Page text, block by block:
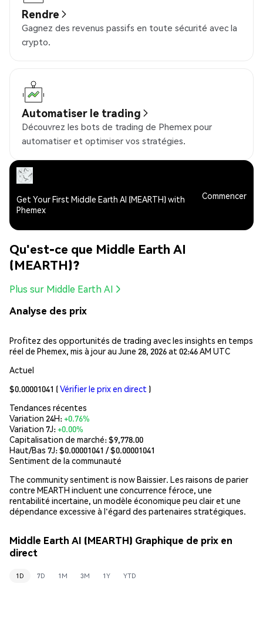
Rendre
Gagnez des revenus passifs en toute sécurité avec la
crypto.
Automatiser le trading
Découvrez les bots de trading de Phemex pour
automatiser et optimiser vos stratégies.
Get Your First Middle Earth AI (MEARTH) with
Phemex
Commencer
Qu'est-ce que Middle Earth AI
(MEARTH)?
Plus sur Middle Earth AI
Analyse des prix
Profitez des opportunités de trading avec les insights en temps
réel de Phemex, mis à jour au June 28, 2026 at 02:46 AM UTC
Actuel
$0.00001041 (Vérifier le prix en direct )
Tendances récentes
Variation 24H:+0.76%
Variation 7J:+0.00%
Capitalisation de marché:$9,778.00
Haut/Bas 7J: $0.00001041 / $0.00001041
Sentiment de la communauté
The community sentiment is now Baissier. Les raisons de parier
contre MEARTH incluent une concurrence féroce, une
rentabilité incertaine, un modèle économique peu clair et une
dépendance excessive à l'égard des partenaires stratégiques.
Middle Earth AI (MEARTH) Graphique de prix en
direct
1D 7D 1M 3M 1Y YTD